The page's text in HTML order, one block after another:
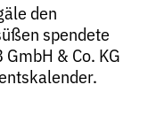
den
spendete
& Co. KG